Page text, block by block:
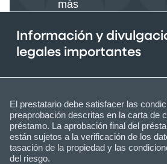
más
Información y
legales importantes
El prestatario debe satisfacer las
preaprobación descritas en la carta de
préstamo. La aprobación final del
están sujetos a la verificación de los
tasación de la propiedad y las
del riesgo.